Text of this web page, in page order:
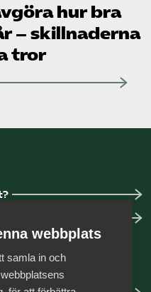
hur bra
– skillnaderna
tror
webbplats
samla in och